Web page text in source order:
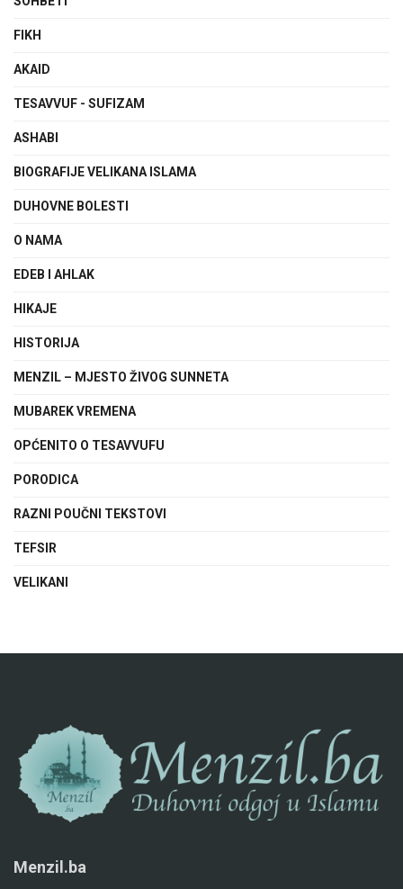
FIKH
AKAID
TESAVVUF - SUFIZAM
ASHABI
BIOGRAFIJE VELIKANA ISLAMA
DUHOVNE BOLESTI
O NAMA
EDEB I AHLAK
HIKAJE
HISTORIJA
MENZIL – MJESTO ŽIVOG SUNNETA
MUBAREK VREMENA
OPĆENITO O TESAVVUFU
PORODICA
RAZNI POUČNI TEKSTOVI
TEFSIR
VELIKANI
Menzil.ba